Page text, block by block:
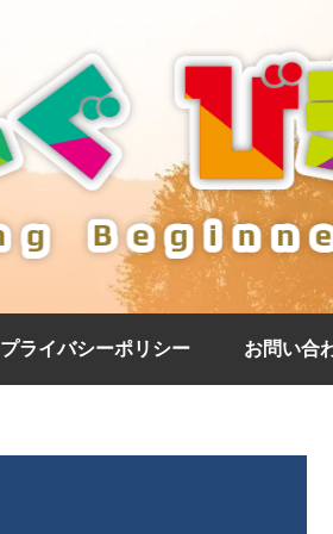
プライバシーポリシー お問い合